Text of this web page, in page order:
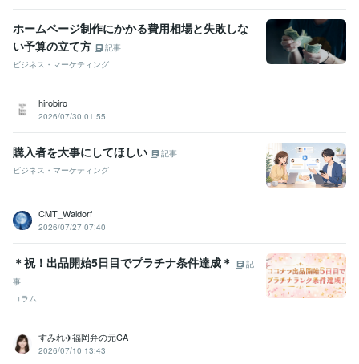
ホームページ制作にかかる費用相場と失敗しな
い予算の立て方
記事
ビジネス・マーケティング
hirobiro
2026/07/30 01:55
購入者を大事にしてほしい
記事
ビジネス・マーケティング
CMT_Waldorf
2026/07/27 07:40
＊祝！出品開始5日目でプラチナ条件達成＊
記
事
コラム
すみれ✈️福岡弁の元CA
2026/07/10 13:43